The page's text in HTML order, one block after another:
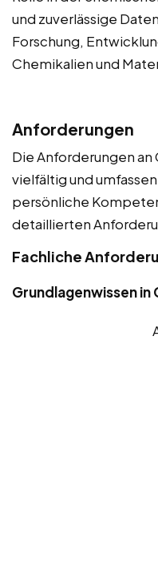
und zuverlässige
Forschung,
Chemikalien und
Anforderungen
Die Anforderungen
vielfältig und
persönliche
detaillierten
Fachliche
Grundlagenwissen in